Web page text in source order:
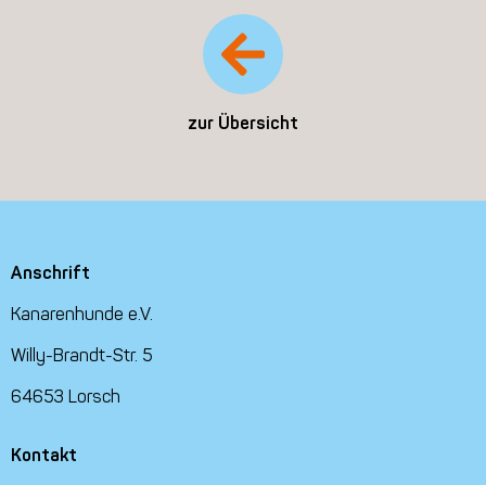
zur Übersicht
Anschrift
Kanarenhunde e.V.
Willy-Brandt-Str. 5
64653 Lorsch
Kontakt